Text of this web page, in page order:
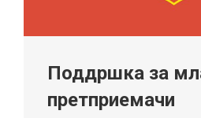
Поддршка за
претприемачи